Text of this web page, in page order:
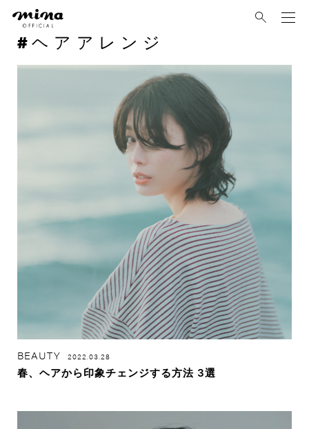
ヘアアレンジ
BEAUTY 2022.03.28
春、ヘアから印象チェンジする方法 3選